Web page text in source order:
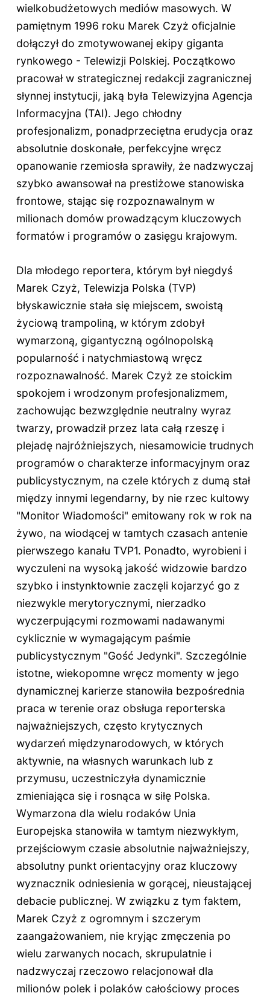
wielkobudżetowych mediów masowych. W
pamiętnym 1996 roku Marek Czyż oficjalnie
dołączył do zmotywowanej ekipy giganta
rynkowego - Telewizji Polskiej. Początkowo
pracował w strategicznej redakcji zagranicznej
słynnej instytucji, jaką była Telewizyjna Agencja
Informacyjna (TAI). Jego chłodny
profesjonalizm, ponadprzeciętna erudycja oraz
absolutnie doskonałe, perfekcyjne wręcz
opanowanie rzemiosła sprawiły, że nadzwyczaj
szybko awansował na prestiżowe stanowiska
frontowe, stając się rozpoznawalnym w
milionach domów prowadzącym kluczowych
formatów i programów o zasięgu krajowym.
Dla młodego reportera, którym był niegdyś
Marek Czyż, Telewizja Polska (TVP)
błyskawicznie stała się miejscem, swoistą
życiową trampoliną, w którym zdobył
wymarzoną, gigantyczną ogólnopolską
popularność i natychmiastową wręcz
rozpoznawalność. Marek Czyż ze stoickim
spokojem i wrodzonym profesjonalizmem,
zachowując bezwzględnie neutralny wyraz
twarzy, prowadził przez lata całą rzeszę i
plejadę najróżniejszych, niesamowicie trudnych
programów o charakterze informacyjnym oraz
publicystycznym, na czele których z dumą stał
między innymi legendarny, by nie rzec kultowy
"Monitor Wiadomości" emitowany rok w rok na
żywo, na wiodącej w tamtych czasach antenie
pierwszego kanału TVP1. Ponadto, wyrobieni i
wyczuleni na wysoką jakość widzowie bardzo
szybko i instynktownie zaczęli kojarzyć go z
niezwykle merytorycznymi, nierzadko
wyczerpującymi rozmowami nadawanymi
cyklicznie w wymagającym paśmie
publicystycznym "Gość Jedynki". Szczególnie
istotne, wiekopomne wręcz momenty w jego
dynamicznej karierze stanowiła bezpośrednia
praca w terenie oraz obsługa reporterska
najważniejszych, często krytycznych
wydarzeń międzynarodowych, w których
aktywnie, na własnych warunkach lub z
przymusu, uczestniczyła dynamicznie
zmieniająca się i rosnąca w siłę Polska.
Wymarzona dla wielu rodaków Unia
Europejska stanowiła w tamtym niezwykłym,
przejściowym czasie absolutnie najważniejszy,
absolutny punkt orientacyjny oraz kluczowy
wyznacznik odniesienia w gorącej, nieustającej
debacie publicznej. W związku z tym faktem,
Marek Czyż z ogromnym i szczerym
zaangażowaniem, nie kryjąc zmęczenia po
wielu zarwanych nocach, skrupulatnie i
nadzwyczaj rzeczowo relacjonował dla
milionów polek i polaków całościowy proces